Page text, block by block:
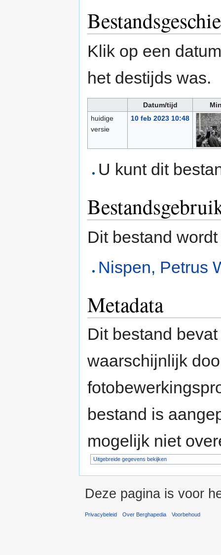
Klik op een
het destijds was.
Datum/tijd
huidige
versie
10 feb 2023 10:48
U kunt dit
Dit bestand
Nispen, Petrus
Metadata
Dit bestand
waarschijnlijk
bestand is
mogelijk niet
Uitgebreide gegevens bekijken
Deze pagina is voor
Privacybeleid Over Berghapedia Voorbehoud